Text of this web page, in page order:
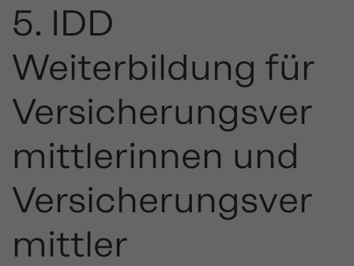
5. IDD
Weiterbildung für
Versicherungsver
mittlerinnen und
Versicherungsver
mittler